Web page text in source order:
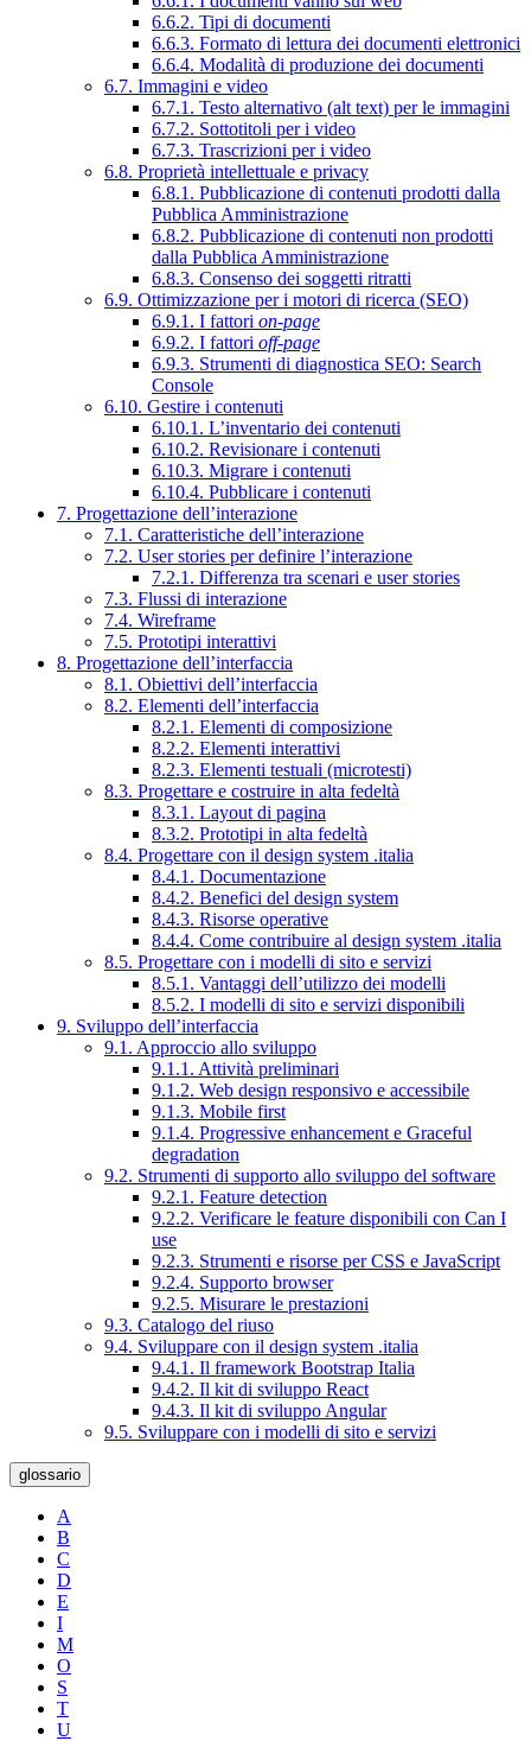
6.6.2. Tipi di documenti
6.6.3. Formato di lettura dei documenti elettronici
6.6.4. Modalità di produzione dei documenti
6.7. Immagini e video
6.7.1. Testo alternativo (alt text) per le immagini
6.7.2. Sottotitoli per i video
6.7.3. Trascrizioni per i video
6.8. Proprietà intellettuale e privacy
6.8.1. Pubblicazione di contenuti prodotti dalla
Pubblica Amministrazione
6.8.2. Pubblicazione di contenuti non prodotti
dalla Pubblica Amministrazione
6.8.3. Consenso dei soggetti ritratti
6.9. Ottimizzazione per i motori di ricerca (SEO)
6.9.1. I fattori on-page
6.9.2. I fattori off-page
6.9.3. Strumenti di diagnostica SEO: Search
Console
6.10. Gestire i contenuti
6.10.1. L’inventario dei contenuti
6.10.2. Revisionare i contenuti
6.10.3. Migrare i contenuti
6.10.4. Pubblicare i contenuti
7. Progettazione dell’interazione
7.1. Caratteristiche dell’interazione
7.2. User stories per definire l’interazione
7.2.1. Differenza tra scenari e user stories
7.3. Flussi di interazione
7.4. Wireframe
7.5. Prototipi interattivi
8. Progettazione dell’interfaccia
8.1. Obiettivi dell’interfaccia
8.2. Elementi dell’interfaccia
8.2.1. Elementi di composizione
8.2.2. Elementi interattivi
8.2.3. Elementi testuali (microtesti)
8.3. Progettare e costruire in alta fedeltà
8.3.1. Layout di pagina
8.3.2. Prototipi in alta fedeltà
8.4. Progettare con il design system .italia
8.4.1. Documentazione
8.4.2. Benefici del design system
8.4.3. Risorse operative
8.4.4. Come contribuire al design system .italia
8.5. Progettare con i modelli di sito e servizi
8.5.1. Vantaggi dell’utilizzo dei modelli
8.5.2. I modelli di sito e servizi disponibili
9. Sviluppo dell’interfaccia
9.1. Approccio allo sviluppo
9.1.1. Attività preliminari
9.1.2. Web design responsivo e accessibile
9.1.3. Mobile first
9.1.4. Progressive enhancement e Graceful
degradation
9.2. Strumenti di supporto allo sviluppo del software
9.2.1. Feature detection
9.2.2. Verificare le feature disponibili con Can I
use
9.2.3. Strumenti e risorse per CSS e JavaScript
9.2.4. Supporto browser
9.2.5. Misurare le prestazioni
9.3. Catalogo del riuso
9.4. Sviluppare con il design system .italia
9.4.1. Il framework Bootstrap Italia
9.4.2. Il kit di sviluppo React
9.4.3. Il kit di sviluppo Angular
9.5. Sviluppare con i modelli di sito e servizi
glossario
A
B
C
D
E
I
M
O
S
T
U